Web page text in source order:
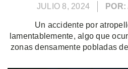
JULIO 8, 2024
Un accidente por
lamentablemente, algo que
zonas densamente pobladas